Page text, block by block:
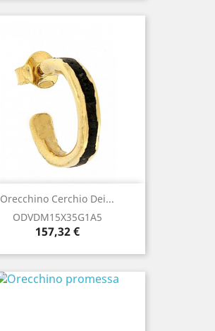
Orecchino Cerchio Dei...
ODVDM15X35G1A5
Prezzo
157,32 €